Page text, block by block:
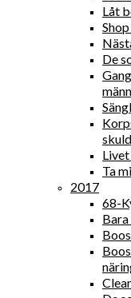
Låt
De
Ta
2017
68-